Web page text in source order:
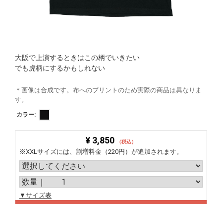
大阪で上演するときはこの柄でいきたい
でも虎柄にするかもしれない
＊画像は合成です。布へのプリントのため実際の商品は異なりま
す。
カラー:
¥ 3,850 （税込）
※XXLサイズには、割増料金（220円）が追加されます。
▼サイズ表